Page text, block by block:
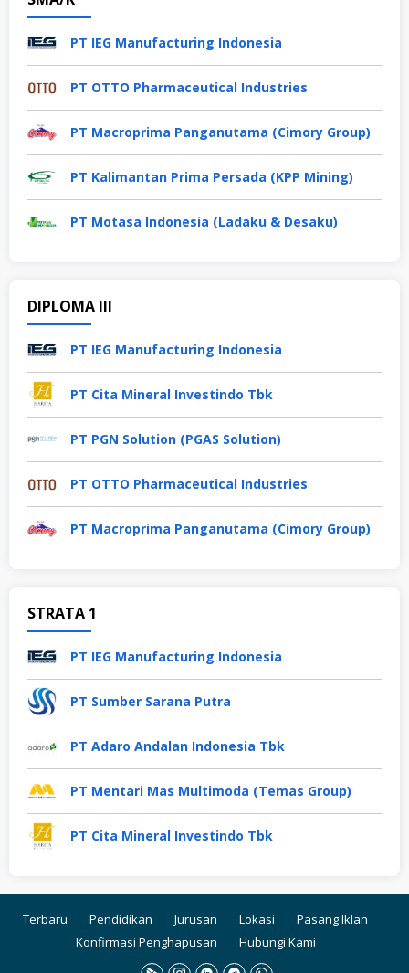
PT IEG Manufacturing Indonesia
PT OTTO Pharmaceutical Industries
PT Macroprima Panganutama (Cimory Group)
PT Kalimantan Prima Persada (KPP Mining)
PT Motasa Indonesia (Ladaku & Desaku)
DIPLOMA III
PT IEG Manufacturing Indonesia
PT Cita Mineral Investindo Tbk
PT PGN Solution (PGAS Solution)
PT OTTO Pharmaceutical Industries
PT Macroprima Panganutama (Cimory Group)
STRATA 1
PT IEG Manufacturing Indonesia
PT Sumber Sarana Putra
PT Adaro Andalan Indonesia Tbk
PT Mentari Mas Multimoda (Temas Group)
PT Cita Mineral Investindo Tbk
Terbaru Pendidikan Jurusan Lokasi
Pasang Iklan
Konfirmasi Penghapusan
Hubungi Kami